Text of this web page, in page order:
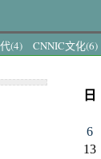
(4) CNNIC文化(6)
日
6
13